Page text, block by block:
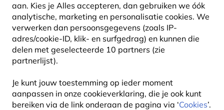
aan. Kies je Alles accepteren, dan gebruiken we óók
analytische, marketing en personalisatie cookies. We
verwerken dan persoonsgegevens (zoals IP-
adres/cookie-ID, klik- en surfgedrag) en kunnen die
delen met geselecteerde 10 partners (zie
partnerlijst).
Je kunt jouw toestemming op ieder moment
aanpassen in onze cookieverklaring, die je ook kunt
bereiken via de link onderaan de pagina via ‘Cookies’.